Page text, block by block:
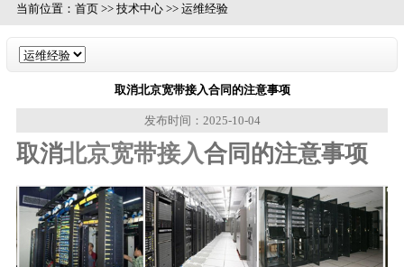
当前位置： 首页>> 技术中心>> 运维经验
取消北京宽带接入合同的注意事项
发布时间：2025-10-04
取消北京宽带接入合同的注意事项